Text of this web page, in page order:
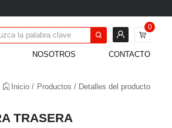
0
NOSOTROS CONTACTO
Inicio Productos Detalles del producto